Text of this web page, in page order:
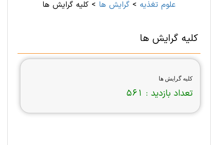
علوم تغذیه > گرایش ها > کلیه گرایش ها
کلیه گرایش ها
کلیه گرایش ها
تعداد بازدید : 561